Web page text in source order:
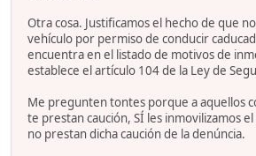
Otra cosa. Justificamos el hecho de que
vehículo por permiso de conducir
encuentra en el listado de motivos de
establece el artículo 104 de la Ley de
Me pregunten tontes porque a aquellos
te prestan caución, SÍ les inmovilizamos
no prestan dicha caución de la denúncia.